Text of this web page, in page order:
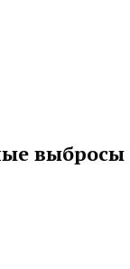
выбросы